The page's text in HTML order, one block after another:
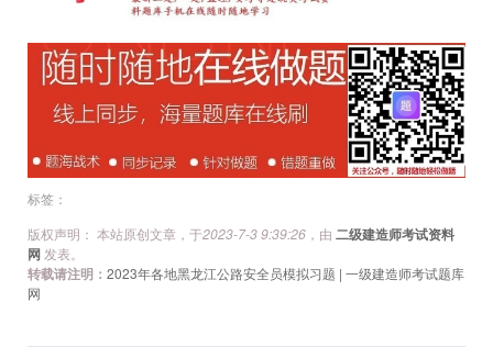
文
导
标签：
版权声明： 本站原创文章，于2023-7-3 9:39:26 ，由 二级建造师考试资料
网 发表。
转载请注明： 2023年各地黑龙江公路安全员模拟习题 | 一级建造师考试题库
网